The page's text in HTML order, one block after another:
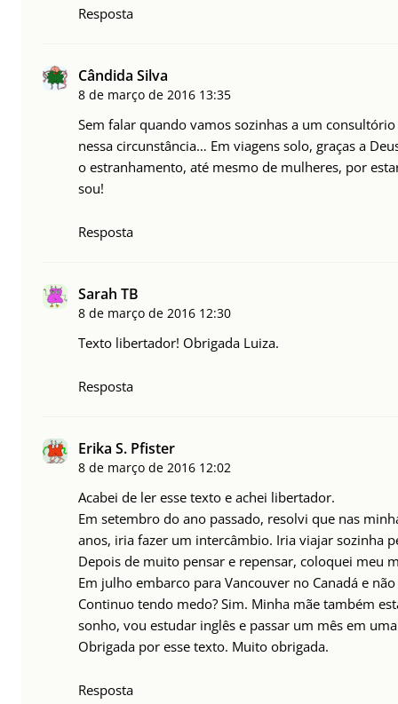
Resposta
Cândida Silva
8 de março de 2016 13:35
Sem falar quando vamos sozinhas a um
nessa circunstância… Em viagens solo, graças a
o estranhamento, até mesmo de mulheres, por
sou!
Resposta
Sarah TB
8 de março de 2016 12:30
Texto libertador! Obrigada Luiza.
Resposta
Erika S. Pfister
8 de março de 2016 12:02
Acabei de ler esse texto e achei libertador.
Em setembro do ano passado, resolvi que nas
anos, iria fazer um intercâmbio. Iria viajar sozinha
Depois de muito pensar e repensar, coloquei meu
Em julho embarco para Vancouver no Canadá e
Continuo tendo medo? Sim. Minha mãe também
sonho, vou estudar inglês e passar um mês em
Obrigada por esse texto. Muito obrigada.
Resposta